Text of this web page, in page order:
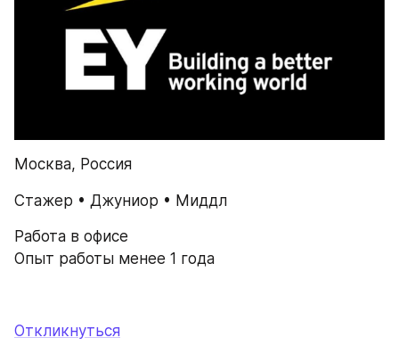
Москва, Россия
Стажер • Джуниор • Миддл
Работа в офисе
Опыт работы менее 1 года
Откликнуться